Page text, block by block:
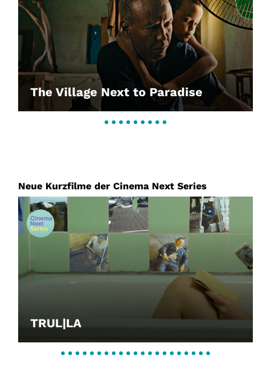
The Village Next to Paradise
Neue Kurzfilme der Cinema Next Series
TRUL|LA